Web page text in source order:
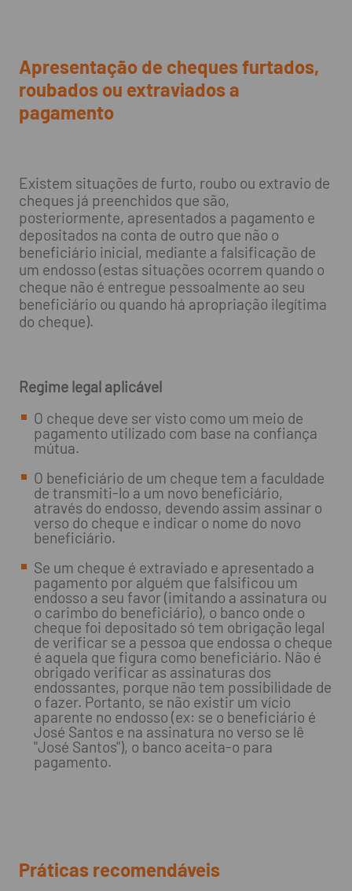
Apresentação de cheques furtados,
roubados ou extraviados a
pagamento
Existem situações de furto, roubo ou extravio de
cheques já preenchidos que são,
posteriormente, apresentados a pagamento e
depositados na conta de outro que não o
beneficiário inicial, mediante a falsificação de
um endosso (estas situações ocorrem quando o
cheque não é entregue pessoalmente ao seu
beneficiário ou quando há apropriação ilegítima
do cheque).
Regime legal aplicável
O cheque deve ser visto como um meio de
pagamento utilizado com base na confiança
mútua.
O beneficiário de um cheque tem a faculdade
de transmiti-lo a um novo beneficiário,
através do endosso, devendo assim assinar o
verso do cheque e indicar o nome do novo
beneficiário.
Se um cheque é extraviado e apresentado a
pagamento por alguém que falsificou um
endosso a seu favor (imitando a assinatura ou
o carimbo do beneficiário), o banco onde o
cheque foi depositado só tem obrigação legal
de verificar se a pessoa que endossa o cheque
é aquela que figura como beneficiário. Não é
obrigado verificar as assinaturas dos
endossantes, porque não tem possibilidade de
o fazer. Portanto, se não existir um vício
aparente no endosso (ex: se o beneficiário é
José Santos e na assinatura no verso se lê
"José Santos"), o banco aceita-o para
pagamento.
Práticas recomendáveis